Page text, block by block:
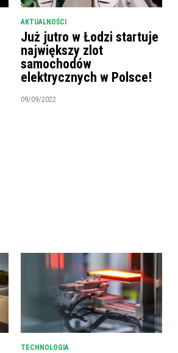
AKTUALNOŚCI
Już jutro w Łodzi startuje
największy zlot
samochodów
elektrycznych w Polsce!
09/09/2022
TECHNOLOGIA